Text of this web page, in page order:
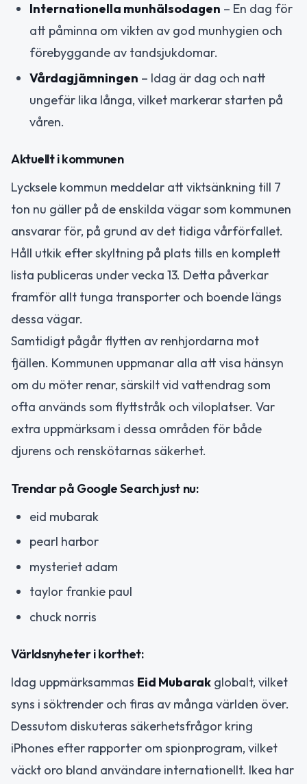
Internationella munhälsodagen – En dag för
att påminna om vikten av god munhygien och
förebyggande av tandsjukdomar.
Vårdagjämningen – Idag är dag och natt
ungefär lika långa, vilket markerar starten på
våren.
Aktuellt i kommunen
Lycksele kommun meddelar att viktsänkning till 7
ton nu gäller på de enskilda vägar som kommunen
ansvarar för, på grund av det tidiga vårförfallet.
Håll utkik efter skyltning på plats tills en komplett
lista publiceras under vecka 13. Detta påverkar
framför allt tunga transporter och boende längs
dessa vägar.
Samtidigt pågår flytten av renhjordarna mot
fjällen. Kommunen uppmanar alla att visa hänsyn
om du möter renar, särskilt vid vattendrag som
ofta används som flyttstråk och viloplatser. Var
extra uppmärksam i dessa områden för både
djurens och renskötarnas säkerhet.
Trendar på Google Search just nu:
eid mubarak
pearl harbor
mysteriet adam
taylor frankie paul
chuck norris
Världsnyheter i korthet:
Idag uppmärksammas Eid Mubarak globalt, vilket
syns i söktrender och firas av många världen över.
Dessutom diskuteras säkerhetsfrågor kring
iPhones efter rapporter om spionprogram, vilket
väckt oro bland användare internationellt. Ikea har